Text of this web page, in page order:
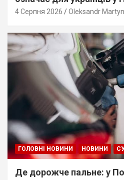
4 Серпня 2026 Oleksandr
ГОЛОВНІ НОВИНИ НОВИНИ
Де дорожче пальне: у